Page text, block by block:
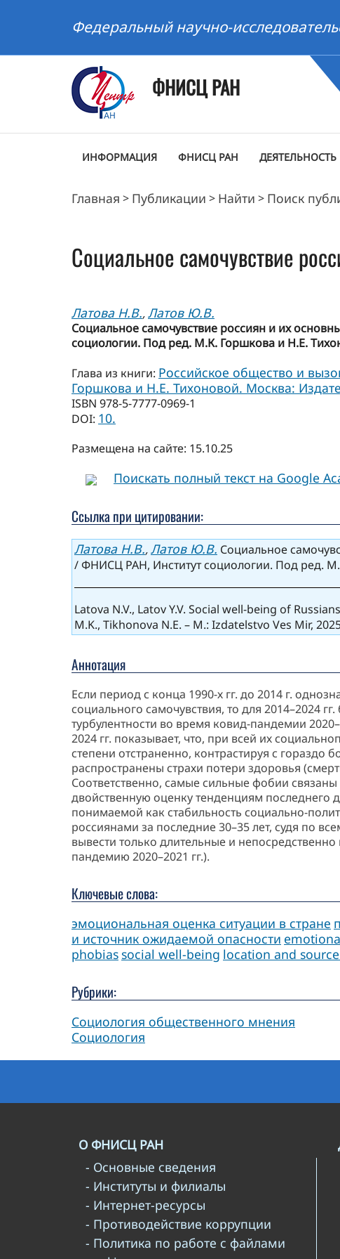
Федеральный научно-
ФНИСЦ РАН
ИНФОРМАЦИЯ ФНИСЦ РАН ДЕЯТЕЛЬНОСТЬ
Главная > Публикации > Найти > Поиск
Социальное самочувствие
Латова Н.В.,Латов Ю.В.
Социальное самочувствие россиян и их
социологии. Под ред. М.К. Горшкова и Н.Е.
Глава из книги: Российское общество и
Горшкова и Н.Е. Тихоновой. Москва:
ISBN 978-5-7777-0969-1
DOI: 10.
Размещена на сайте: 15.10.25
Поискать полный текст на Google
Ссылка при цитировании:
Латова Н.В.,Латов Ю.В. Социальное
/ ФНИСЦ РАН, Институт социологии. Под ред.
Latova N.V., Latov Y.V. Social well-being of
M.K., Tikhonova N.E. – M.: Izdatelstvo Ves Mir,
Аннотация
Если период с конца 1990-х гг. до 2014 г.
социального самочувствия, то для 2014–2024
турбулентности во время ковид-пандемии
2024 гг. показывает, что, при всей их
степени отстраненно, контрастируя с
распространены страхи потери здоровья
Соответственно, самые сильные фобии
двойственную оценку тенденциям последнего
понимаемой как стабильность социально-
россиянами за последние 30–35 лет, судя по
вывести только длительные и
пандемию 2020–2021 гг.).
Ключевые слова:
эмоциональная оценка ситуации в стране
и источник ожидаемой опасности
phobias social well-being location and
Рубрики:
Социология общественного мнения
Социология
О ФНИСЦ РАН
- Основные сведения
- Институты и филиалы
- Интернет-ресурсы
- Противодействие коррупции
- Политика по работе с файлами